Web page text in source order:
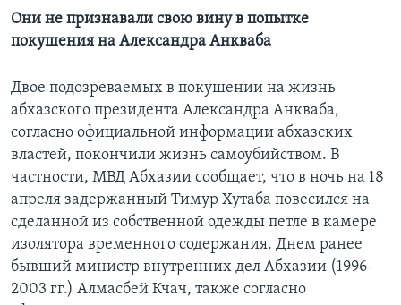
Они не признавали свою вину в попытке
покушения на Александра Анкваба
Двое подозреваемых в покушении на жизнь
абхазского президента Александра Анкваба,
согласно официальной информации абхазских
властей, покончили жизнь самоубийством. В
частности, МВД Абхазии сообщает, что в ночь на 18
апреля задержанный Тимур Хутаба повесился на
сделанной из собственной одежды петле в камере
изолятора временного содержания. Днем ранее
бывший министр внутренних дел Абхазии (1996-
2003 гг.) Алмасбей Кчач, также согласно